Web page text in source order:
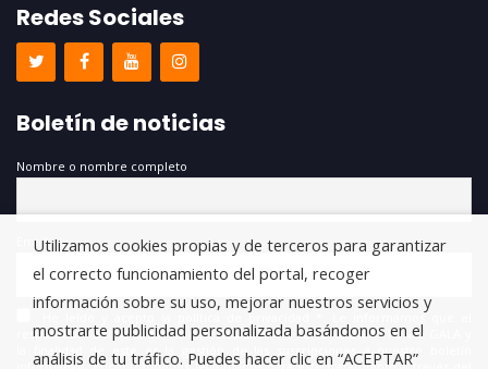
Redes Sociales
Boletín de noticias
Nombre o nombre completo
Email
He leído y acepto la política de privacidad *. Le informamos que el
responsable del tratamiento de estos datos es FUNDACIÓN ANTONIO GALA y
la finalidad de este es la gestión de las suscripciones a nuestro boletín
Utilizamos cookies propias y de terceros para garantizar
el correcto funcionamiento del portal, recoger
información sobre su uso, mejorar nuestros servicios y
mostrarte publicidad personalizada basándonos en el
análisis de tu tráfico. Puedes hacer clic en “ACEPTAR”